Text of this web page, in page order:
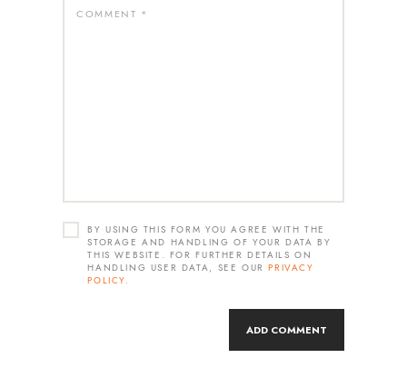
BY USING THIS FORM YOU AGREE WITH THE
STORAGE AND HANDLING OF YOUR DATA BY
THIS WEBSITE. FOR FURTHER DETAILS ON
HANDLING USER DATA, SEE OURPRIVACY
POLICY.